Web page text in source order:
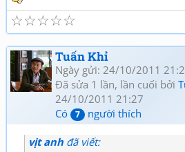
☆
☆
☆
☆
☆
Tuấn Khỉ
Ngày gửi: 24/10/2011
Đã sửa 1 lần, lần cuối bởi
24/10/2011 21:27
Có
7 người thích
vịt anh đã viết: